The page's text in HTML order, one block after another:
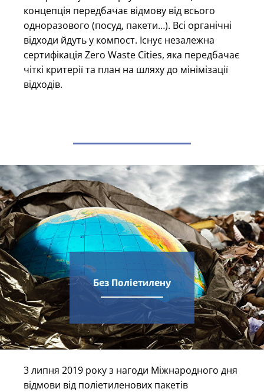
концепція передбачає відмову від всього
одноразового (посуд, пакети…). Всі органічні
відходи йдуть у компост. Існує незалежна
сертифікація Zero Waste Cities, яка передбачає
чіткі критерії та план на шляху до мінімізації
відходів.
Без Поліетилену
3 липня 2019 року з нагоди Міжнародного дня
відмови від поліетиленових пакетів